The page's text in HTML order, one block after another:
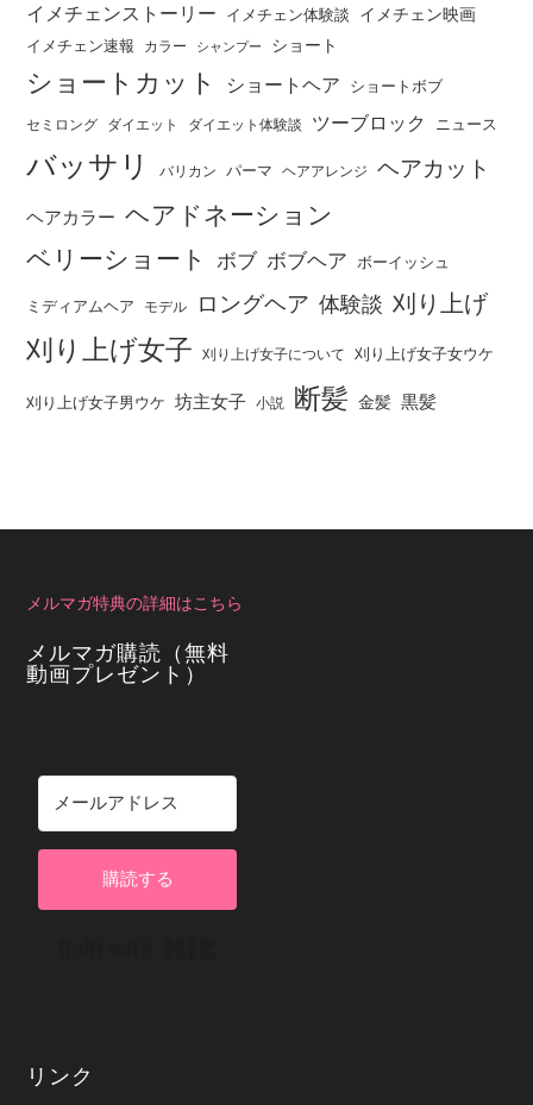
イメチェンストーリー イメチェン体験談 イメチェン映画
イメチェン速報 カラー シャンプー ショート
ショートカット ショートヘア ショートボブ
セミロング ダイエット ダイエット体験談 ツーブロック ニュース
バッサリ バリカン パーマ ヘアアレンジ ヘアカット
ヘアカラー ヘアドネーション
ベリーショート
ボブ ボブヘア ボーイッシュ
ミディアムヘア モデル ロングヘア 体験談 刈り上げ
刈り上げ女子 刈り上げ女子について 刈り上げ女子女ウケ
刈り上げ女子男ウケ 坊主女子 小説 断髪 金髪 黒髪
メルマガ特典の詳細はこちら
メルマガ購読（無料
動画プレゼント）
購読する
リンク